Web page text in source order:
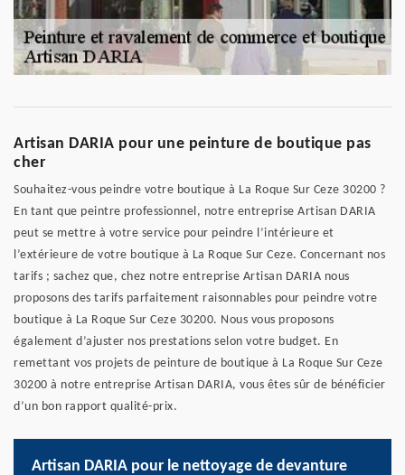
Artisan DARIA pour une peinture de boutique pas
cher
Souhaitez-vous peindre votre boutique à La Roque Sur Ceze 30200 ?
En tant que peintre professionnel, notre entreprise Artisan DARIA
peut se mettre à votre service pour peindre l’intérieure et
l’extérieure de votre boutique à La Roque Sur Ceze. Concernant nos
tarifs ; sachez que, chez notre entreprise Artisan DARIA nous
proposons des tarifs parfaitement raisonnables pour peindre votre
boutique à La Roque Sur Ceze 30200. Nous vous proposons
également d’ajuster nos prestations selon votre budget. En
remettant vos projets de peinture de boutique à La Roque Sur Ceze
30200 à notre entreprise Artisan DARIA, vous êtes sûr de bénéficier
d’un bon rapport qualité-prix.
Artisan DARIA pour le nettoyage de devanture